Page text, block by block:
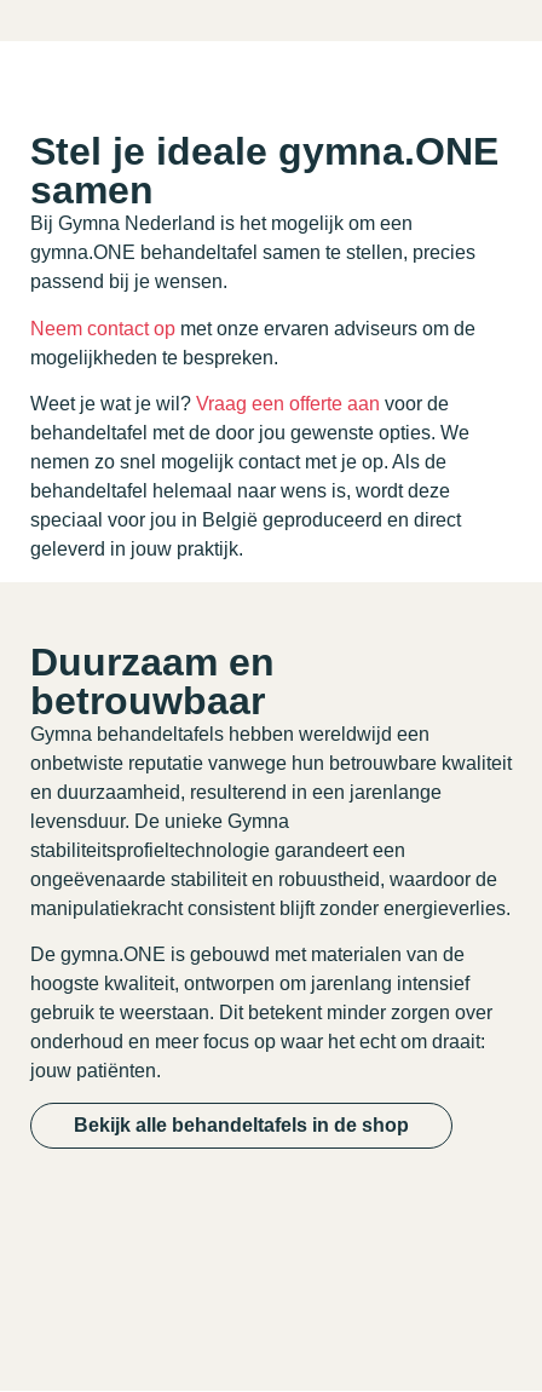
Stel je ideale gymna.ONE
samen
Bij Gymna Nederland is het mogelijk om een
gymna.ONE behandeltafel samen te stellen, precies
passend bij je wensen.
Neem contact op met onze ervaren adviseurs om de
mogelijkheden te bespreken.
Weet je wat je wil? Vraag een offerte aan voor de
behandeltafel met de door jou gewenste opties. We
nemen zo snel mogelijk contact met je op. Als de
behandeltafel helemaal naar wens is, wordt deze
speciaal voor jou in België geproduceerd en direct
geleverd in jouw praktijk.
Duurzaam en
betrouwbaar
Gymna behandeltafels hebben wereldwijd een
onbetwiste reputatie vanwege hun betrouwbare kwaliteit
en duurzaamheid, resulterend in een jarenlange
levensduur. De unieke Gymna
stabiliteitsprofieltechnologie garandeert een
ongeëvenaarde stabiliteit en robuustheid, waardoor de
manipulatiekracht consistent blijft zonder energieverlies.
De gymna.ONE is gebouwd met materialen van de
hoogste kwaliteit, ontworpen om jarenlang intensief
gebruik te weerstaan. Dit betekent minder zorgen over
onderhoud en meer focus op waar het echt om draait:
jouw patiënten.
Bekijk alle behandeltafels in de shop